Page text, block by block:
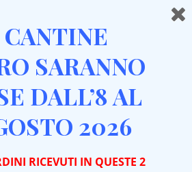
SARANNO
DALL’8 AL
2026
RICEVUTI IN QUESTE 2